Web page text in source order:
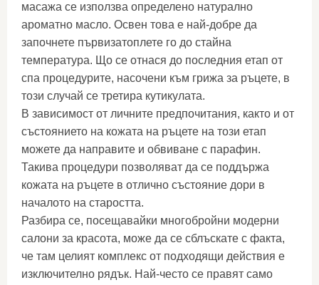
масажа се използва определено натурално
ароматно масло. Освен това е най-добре да
започнете първизатоплете го до стайна
температура. Що се отнася до последния етап от
спа процедурите, насочени към грижа за ръцете, в
този случай се третира кутикулата.
В зависимост от личните предпочитания, както и от
състоянието на кожата на ръцете на този етап
можете да направите и обвиване с парафин.
Такива процедури позволяват да се поддържа
кожата на ръцете в отлично състояние дори в
началото на старостта.
Разбира се, посещавайки многобройни модерни
салони за красота, може да се сблъскате с факта,
че там целият комплекс от подходящи действия е
изключително рядък. Най-често се правят само